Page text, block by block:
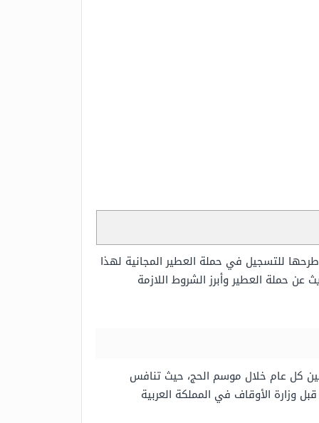
للتسجيل في حملة العطير المجانية لهذا
عن حملة العطير وأبرز الشروط اللازمة
كل عام خلال موسم الحج، حيث تنافس
وزارة الأوقاف في المملكة العربية